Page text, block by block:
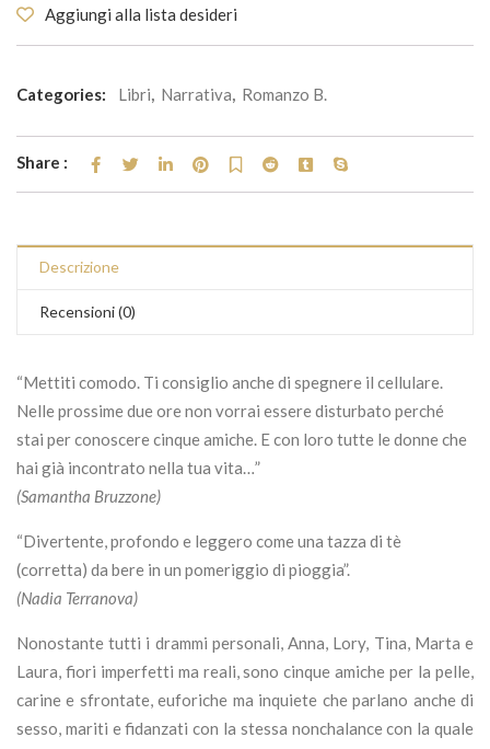
Aggiungi alla lista desideri
Categories: Libri, Narrativa, Romanzo B.
Share :
Descrizione
Recensioni (0)
“Mettiti comodo. Ti consiglio anche di spegnere il cellulare.
Nelle prossime due ore non vorrai essere disturbato perché
stai per conoscere cinque amiche. E con loro tutte le donne che
hai già incontrato nella tua vita…”
(Samantha Bruzzone)
“Divertente, profondo e leggero come una tazza di tè
(corretta) da bere in un pomeriggio di pioggia”.
(Nadia Terranova)
Nonostante tutti i drammi personali, Anna, Lory, Tina, Marta e
Laura, fiori imperfetti ma reali, sono cinque amiche per la pelle,
carine e sfrontate, euforiche ma inquiete che parlano anche di
sesso, mariti e fidanzati con la stessa nonchalance con la quale